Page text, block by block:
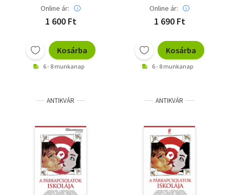
Sz. Mikus Edit
Szendi Gábor
Vekerdy Tamás
Online ár:
1 600 Ft
Kosárba
6 - 8 munkanap
Sz. Mikus Edit
Szendi Gábor
Vekerdy Tamás
Online ár:
1 690 Ft
Kosárba
6 - 8 munkanap
ANTIKVÁR ANTIKVÁR